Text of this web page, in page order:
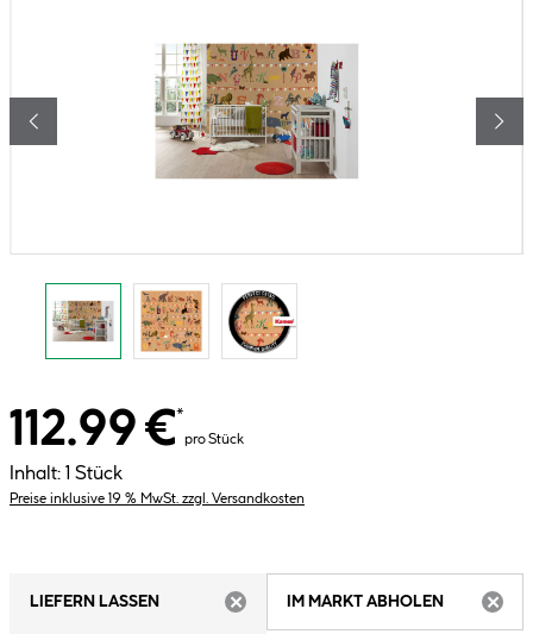
112.99 €*
pro Stück
Inhalt: 1 Stück
Preise inklusive 19 % MwSt. zzgl. Versandkosten
LIEFERN LASSEN
IM MARKT ABHOLEN